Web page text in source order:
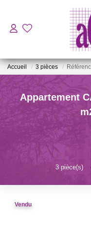
Accueil 3 pièces
Appartement
3 pièce(s)
Vendu